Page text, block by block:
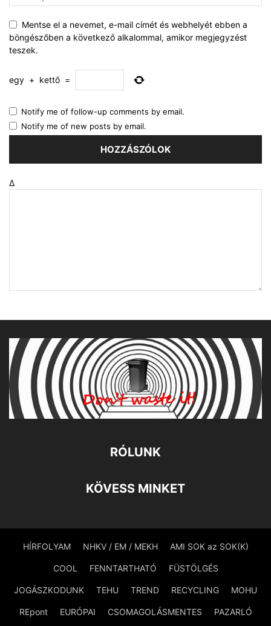
Mentse el a nevemet, e-mail címét és webhelyét ebben a
böngészőben a következő alkalommal, amikor megjegyzést
teszek.
egy + kettő =
Notify me of follow-up comments by email.
Notify me of new posts by email.
Δ
RÓLUNK
KÖVESS MINKET
HÍRFOLYAM NHKV / EM / MEKH AMI SOK az SOK(K)
COOL FENNTARTHATÓ FÜSTÖLGÉS
JOGÁSZKODUNK TEHU TREND RECYCLING MOHU
REpont EURÓPAI CSOMAGOLÁSMENTES PAZARLÓ